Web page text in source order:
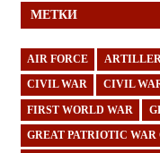
МЕТКИ
AIR FORCE
CIVIL WAR CIVIL
FIRST WORLD WAR
GREAT PATRIOTIC WAR